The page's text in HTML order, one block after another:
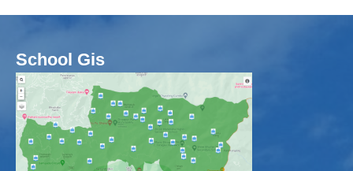
School Gis